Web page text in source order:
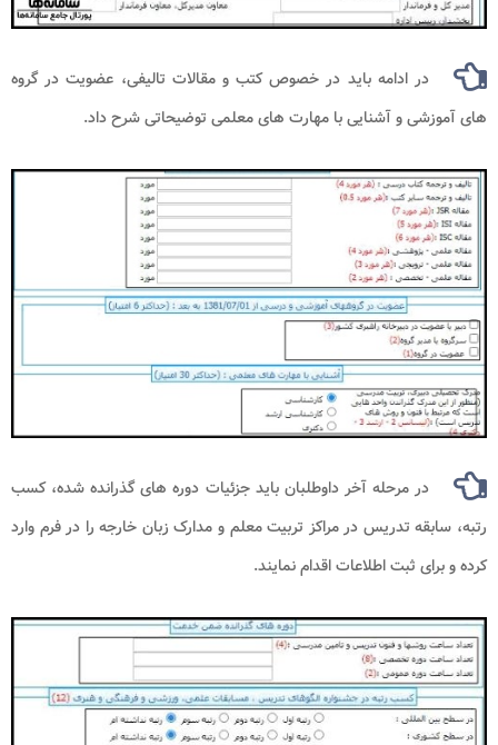
در ادامه باید در خصوص کتب و مقالات تالیفی، عضویت در گروه
های آموزشی و آشنایی با مهارت های معلمی توضیحاتی شرح داد.
در مرحله آخر داوطلبان باید جزئیات دوره های گذرانده شده، کسب
رتبه، سابقه تدریس در مراکز تربیت معلم و مدارک زبان خارجه را در فرم وارد
کرده و برای ثبت اطلاعات اقدام نمایند.